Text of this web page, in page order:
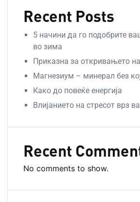
Recent Posts
5 начини да го подобрите
во зима
Приказна за откривањето
Магнезиум – минерал без
Како до повеќе енергија
Влијанието на стресот врз
Recent
No comments to show.